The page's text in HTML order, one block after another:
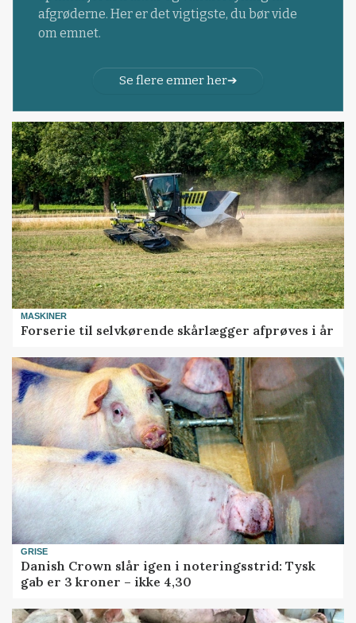
afgrøderne. Her er det vigtigste, du bør vide
om emnet.
Se flere emner her
MASKINER
Forserie til selvkørende skårlægger afprøves i år
GRISE
Danish Crown slår igen i noteringsstrid: Tysk
gab er 3 kroner – ikke 4,30